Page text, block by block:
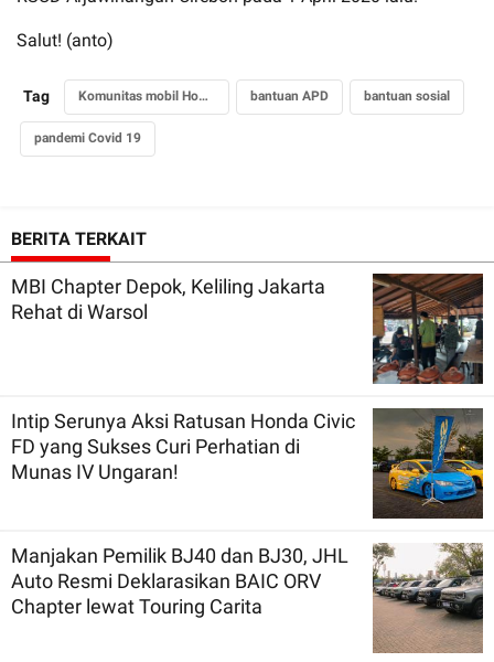
Salut! (anto)
Tag Komunitas mobil Honda bantuan APD bantuan sosial
pandemi Covid 19
BERITA TERKAIT
MBI Chapter Depok, Keliling Jakarta
Rehat di Warsol
Intip Serunya Aksi Ratusan Honda Civic
FD yang Sukses Curi Perhatian di
Munas IV Ungaran!
Manjakan Pemilik BJ40 dan BJ30, JHL
Auto Resmi Deklarasikan BAIC ORV
Chapter lewat Touring Carita